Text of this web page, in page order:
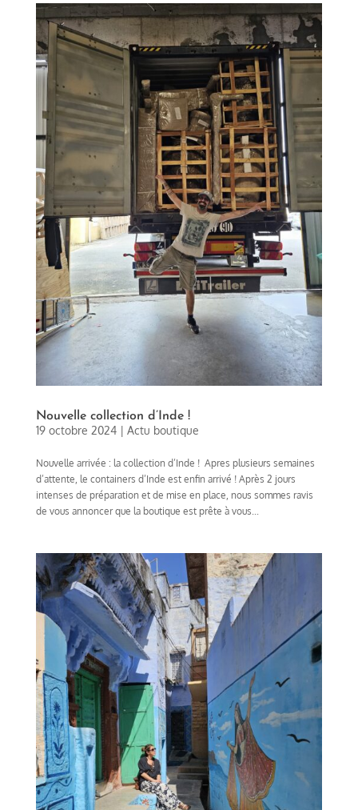
Nouvelle collection d’Inde !
19 octobre 2024| Actu boutique
Nouvelle arrivée : la collection d’Inde ! Apres plusieurs semaines
d’attente, le containers d’Inde est enfin arrivé ! Après 2 jours
intenses de préparation et de mise en place, nous sommes ravis
de vous annoncer que la boutique est prête à vous...